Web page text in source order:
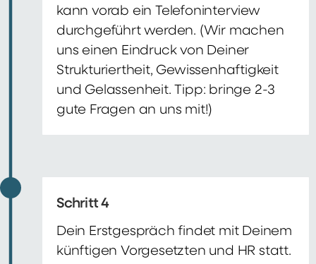
kann vorab ein Telefoninterview
durchgeführt werden. (Wir machen
uns einen Eindruck von Deiner
Strukturiertheit, Gewissenhaftigkeit
und Gelassenheit. Tipp: bringe 2-3
gute Fragen an uns mit!)
Schritt 4
Dein Erstgespräch findet mit Deinem
künftigen Vorgesetzten und HR statt.